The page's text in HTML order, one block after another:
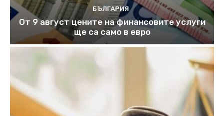
БЪЛГАРИЯ
От 9 август цените на финансовите услуги
ще са само в евро